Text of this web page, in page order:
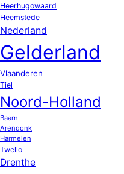
Heerhugowaard
Heemstede
Nederland
Gelderland
Vlaanderen
Tiel
Noord-Holland
Baarn
Arendonk
Harmelen
Twello
Drenthe